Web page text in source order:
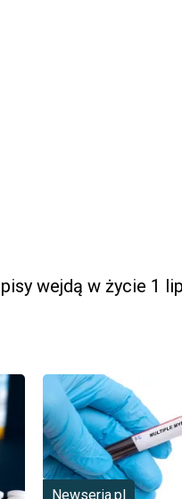
wejdą w życie 1
Newseria.pl